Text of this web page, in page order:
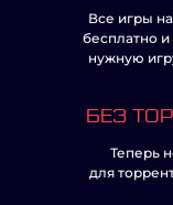
Все игры
бесплатно
нужную
БЕЗ
Теперь
для